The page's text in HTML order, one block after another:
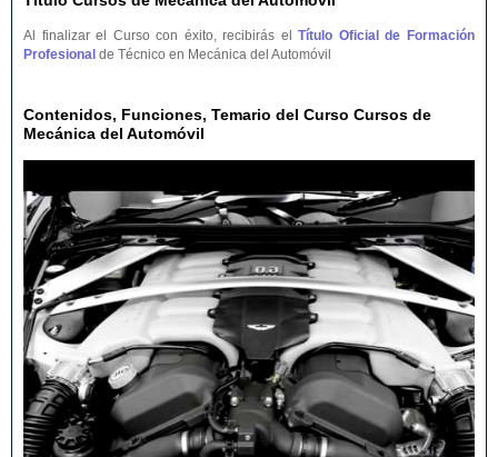
Al finalizar el Curso con éxito, recibirás elTítulo Oficial de Formación
Profesional de Técnico en Mecánica del Automóvil
Contenidos, Funciones, Temario del Curso Cursos de
Mecánica del Automóvil